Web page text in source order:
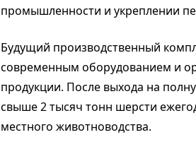
промышленности и укреплении
Будущий производственный
современным оборудованием и
продукции. После выхода на
свыше 2 тысяч тонн шерсти
местного животноводства.